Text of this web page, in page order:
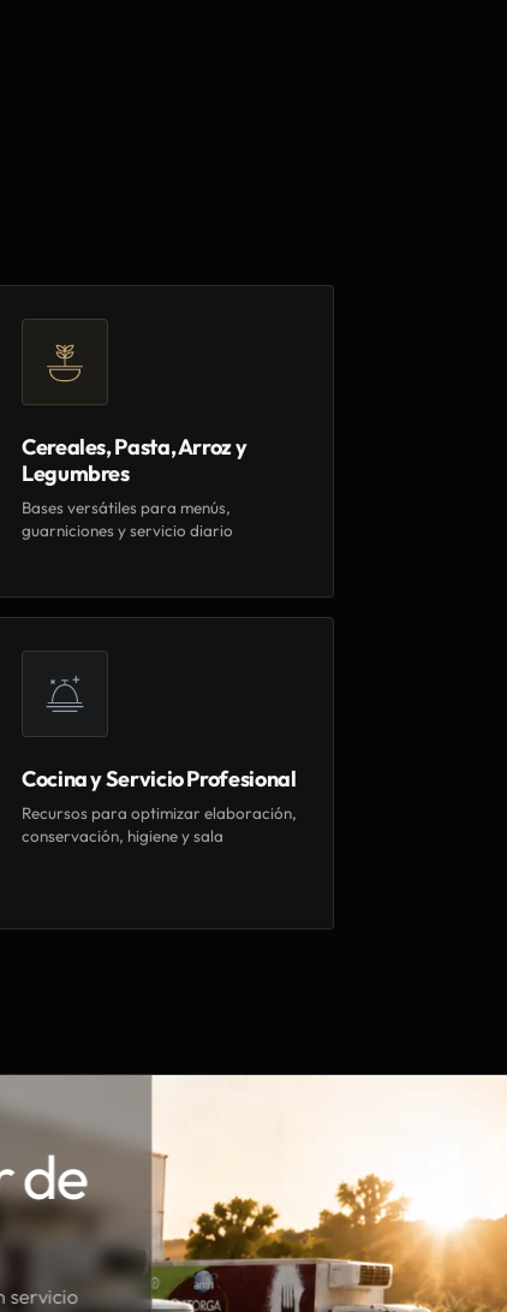
Cereales, Pasta, Arroz y
Legumbres
Bases versátiles para menús,
guarniciones y servicio diario
Cocina y Servicio Profesional
Recursos para optimizar elaboración,
conservación, higiene y sala
de
servicio